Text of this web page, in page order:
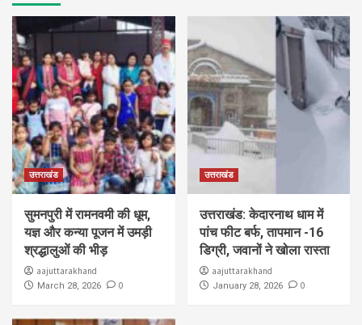
उत्तराखंड
सुमनपुरी में रामनवमी की धूम,
यज्ञ और कन्या पूजन में उमड़ी
श्रद्धालुओं की भीड़
aajuttarakhand
March 28, 2026 0
उत्तराखंड
उत्तराखंड: केदारनाथ धाम में
पांच फीट बर्फ, तापमान -16
डिग्री, जवानों ने खोला रास्ता
aajuttarakhand
January 28, 2026 0